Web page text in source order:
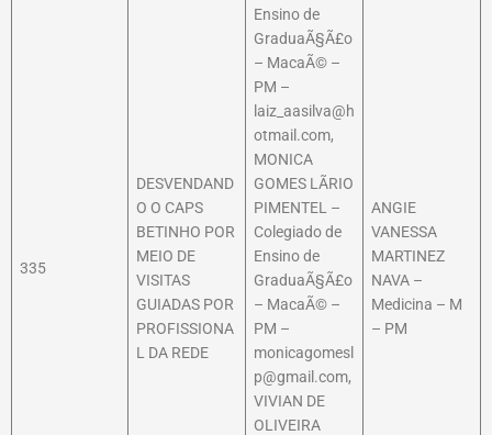
335
DESVENDAND
O O CAPS
BETINHO POR
MEIO DE
VISITAS
GUIADAS POR
PROFISSIONA
L DA REDE
Ensino de
GraduaÃ§Ã£o
– MacaÃ© –
PM –
laiz_aasilva@h
otmail.com,
MONICA
GOMES LÃ­RIO
PIMENTEL –
Colegiado de
Ensino de
GraduaÃ§Ã£o
– MacaÃ© –
PM –
monicagomesl
p@gmail.com,
VIVIAN DE
OLIVEIRA
ANGIE
VANESSA
MARTINEZ
NAVA –
Medicina – M
– PM